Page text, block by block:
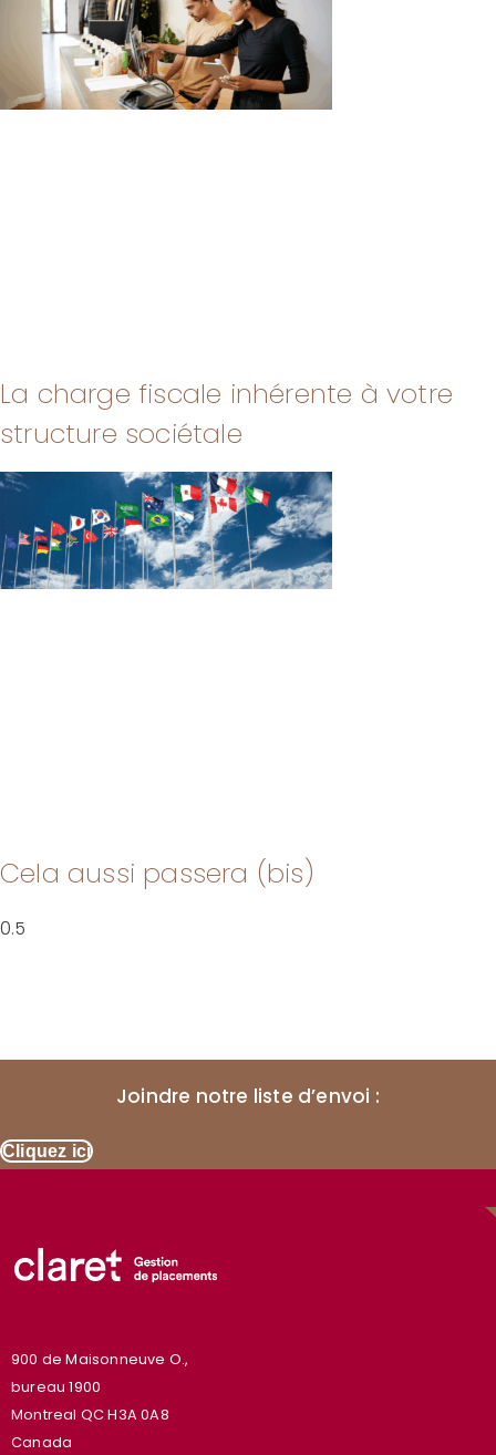
La charge fiscale inhérente à votre
structure sociétale
Cela aussi passera (bis)
Joindre notre liste d’envoi :
Cliquez ici
900 de Maisonneuve O.,
bureau 1900
Montreal QC H3A 0A8
Canada